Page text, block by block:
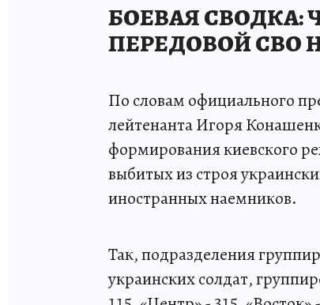
БОЕВАЯ СВОДКА:
ПЕРЕДОВОЙ СВО
По словам официального
лейтенанта Игоря
формирования киевского
выбитых из строя
иностранных наемников.
Так, подразделения
украинских солдат,